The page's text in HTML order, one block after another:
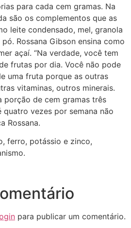
para cada cem gramas. Na
são os complementos que as
leite condensado, mel, granola
Rossana Gibson ensina como
açaí. “Na verdade, você tem
frutas por dia. Você não pode
uma fruta porque as outras
vitaminas, outros minerais.
porção de cem gramas três
quatro vezes por semana não
Rossana.
ferro, potássio e zinco,
para publicar um comentário.